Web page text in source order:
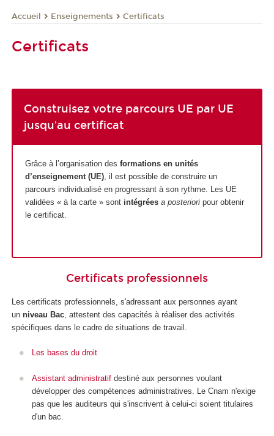
Accueil Enseignements Certificats
Certificats
Construisez votre parcours UE par UE
jusqu'au certificat
Grâce à l’organisation des formations en unités
d’enseignement (UE), il est possible de construire un
parcours individualisé en progressant à son rythme. Les UE
validées « à la carte » sont intégrées a posterioripour obtenir
le certificat.
Certificats professionnels
Les certificats professionnels, s'adressant aux personnes ayant
un niveau Bac, attestent des capacités à réaliser des activités
spécifiques dans le cadre de situations de travail.
Les bases du droit
Assistant administratifdestiné aux personnes voulant
développer des compétences administratives. Le Cnam n'exige
pas que les auditeurs qui s'inscrivent à celui-ci soient titulaires
d'un bac.